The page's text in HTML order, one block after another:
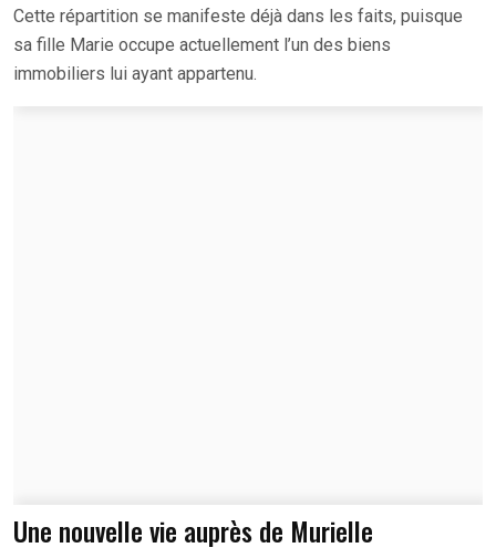
Cette répartition se manifeste déjà dans les faits, puisque
sa fille Marie occupe actuellement l’un des biens
immobiliers lui ayant appartenu.
Une nouvelle vie auprès de Murielle